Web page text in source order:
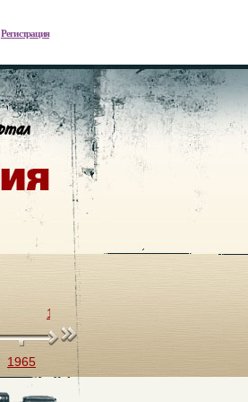
Регистрация
1965
1966